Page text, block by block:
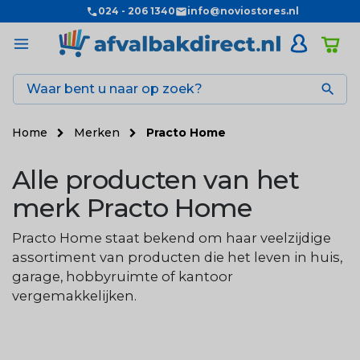
024 - 206 1340 info@noviostores.nl

Home Merken Practo Home
Alle producten van het
merk Practo Home
Practo Home staat bekend om haar veelzijdige
assortiment van producten die het leven in huis,
garage, hobbyruimte of kantoor
vergemakkelijken.